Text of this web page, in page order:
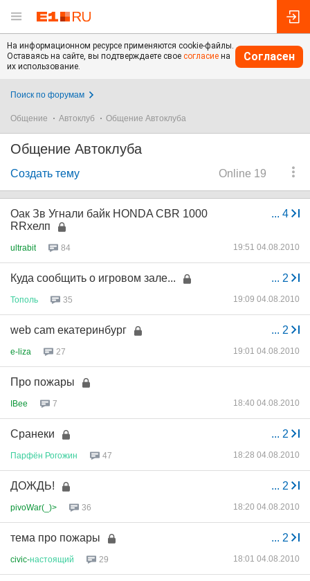
На информационном ресурсе применяются cookie-файлы.
Оставаясь на сайте, вы подтверждаете свое согласие на
их использование.
Согласен
Поиск по форумам
Общение Автоклуб Общение Автоклуба
Общение Автоклуба
Online 19
Создать тему
... 4
Оак Зв Угнали байк HONDA CBR 1000
RRхелп
ultrabit 84 19:51 04.08.2010
... 2
Куда сообщить о игровом зале...
Тополь 35 19:09 04.08.2010
... 2
web cam екатеринбург
e-liza 27 19:01 04.08.2010
Про пожары
IBee 7 18:40 04.08.2010
... 2
Сранеки
Парфён Рогожин 47 18:28 04.08.2010
... 2
ДОЖДЬ!
pivoWar(_)> 36 18:20 04.08.2010
... 2
тема про пожары
civic-настоящий 29 18:01 04.08.2010